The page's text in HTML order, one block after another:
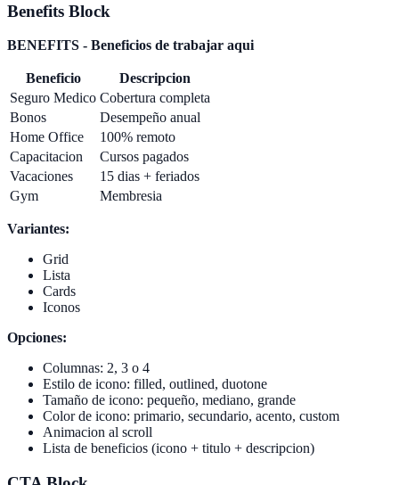
Benefits Block
BENEFITS - Beneficios de trabajar aqui
Beneficio
Descripcion
Seguro Medico Cobertura completa
Bonos
Desempeño anual
Home Office
100% remoto
Capacitacion
Cursos pagados
Vacaciones
15 dias + feriados
Gym
Membresia
Variantes:
Grid
Lista
Cards
Iconos
Opciones:
Columnas: 2, 3 o 4
Estilo de icono: filled, outlined, duotone
Tamaño de icono: pequeño, mediano, grande
Color de icono: primario, secundario, acento, custom
Animacion al scroll
Lista de beneficios (icono + titulo + descripcion)